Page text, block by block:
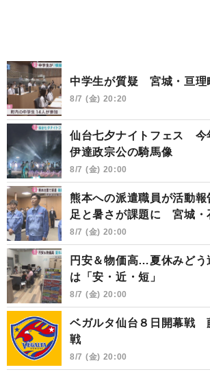
中学生が質疑 宮城・亘理
8/7 (金) 20:20
仙台七夕ナイトフェス 今
伊達政宗公の騎馬像
8/7 (金) 20:00
熊本への派遣職員が活動
足と暑さが課題に 宮城・
8/7 (金) 20:00
円安＆物価高…夏休みどう
は「安・近・短」
8/7 (金) 20:00
ベガルタ仙台８日開幕戦
戦
8/7 (金) 20:00